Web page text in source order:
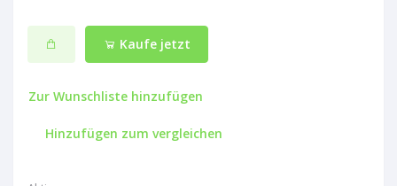
Kaufe jetzt
Zur Wunschliste hinzufügen
Hinzufügen zum vergleichen